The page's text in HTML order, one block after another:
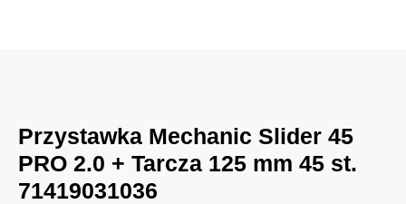
Przystawka Mechanic Slider 45
PRO 2.0 + Tarcza 125 mm 45 st.
71419031036